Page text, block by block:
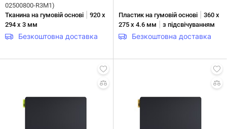
02500800-R3M1)
Тканина на гумовій основі
920 x
294 x 3 мм
Безкоштовна доставка
Пластик на гумовій основі
360 x
275 x 4.6 мм
з підсвічуванням
Безкоштовна доставка